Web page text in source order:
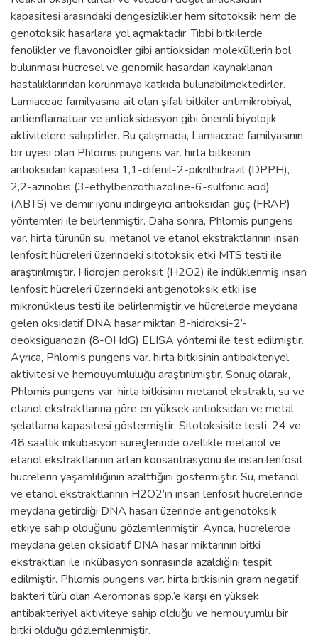
kapasitesi arasındaki dengesizlikler hem sitotoksik hem de
genotoksik hasarlara yol açmaktadır. Tıbbi bitkilerde
fenolikler ve flavonoidler gibi antioksidan moleküllerin bol
bulunması hücresel ve genomik hasardan kaynaklanan
hastalıklarından korunmaya katkıda bulunabilmektedirler.
Lamiaceae familyasına ait olan şifalı bitkiler antimikrobiyal,
antienflamatuar ve antioksidasyon gibi önemli biyolojik
aktivitelere sahiptirler. Bu çalışmada, Lamiaceae familyasının
bir üyesi olan Phlomis pungens var. hirta bitkisinin
antioksidan kapasitesi 1,1-difenil-2-pikrilhidrazil (DPPH),
2,2-azinobis (3-ethylbenzothiazoline-6-sulfonic acid)
(ABTS) ve demir iyonu indirgeyici antioksidan güç (FRAP)
yöntemleri ile belirlenmiştir. Daha sonra, Phlomis pungens
var. hirta türünün su, metanol ve etanol ekstraktlarının insan
lenfosit hücreleri üzerindeki sitotoksik etki MTS testi ile
araştırılmıştır. Hidrojen peroksit (H2O2) ile indüklenmiş insan
lenfosit hücreleri üzerindeki antigenotoksik etki ise
mikronükleus testi ile belirlenmiştir ve hücrelerde meydana
gelen oksidatif DNA hasar miktarı 8-hidroksi-2’-
deoksiguanozin (8-OHdG) ELISA yöntemi ile test edilmiştir.
Ayrıca, Phlomis pungens var. hirta bitkisinin antibakteriyel
aktivitesi ve hemouyumluluğu araştırılmıştır. Sonuç olarak,
Phlomis pungens var. hirta bitkisinin metanol ekstraktı, su ve
etanol ekstraktlarına göre en yüksek antioksidan ve metal
şelatlama kapasitesi göstermiştir. Sitotoksisite testi, 24 ve
48 saatlik inkübasyon süreçlerinde özellikle metanol ve
etanol ekstraktlarının artan konsantrasyonu ile insan lenfosit
hücrelerin yaşamlılığının azalttığını göstermiştir. Su, metanol
ve etanol ekstraktlarının H2O2’in insan lenfosit hücrelerinde
meydana getirdiği DNA hasarı üzerinde antigenotoksik
etkiye sahip olduğunu gözlemlenmiştir. Ayrıca, hücrelerde
meydana gelen oksidatif DNA hasar miktarının bitki
ekstraktları ile inkübasyon sonrasında azaldığını tespit
edilmiştir. Phlomis pungens var. hirta bitkisinin gram negatif
bakteri türü olan Aeromonas spp.’e karşı en yüksek
antibakteriyel aktiviteye sahip olduğu ve hemouyumlu bir
bitki olduğu gözlemlenmiştir.